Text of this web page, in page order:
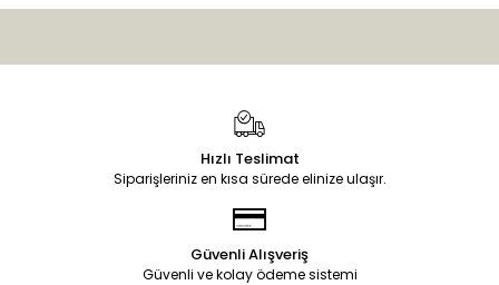
Hızlı Teslimat
Siparişleriniz en kısa sürede elinize ulaşır.
Güvenli Alışveriş
Güvenli ve kolay ödeme sistemi